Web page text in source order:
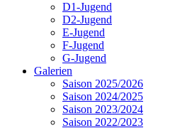
D1-Jugend
D2-Jugend
E-Jugend
F-Jugend
G-Jugend
Galerien
Saison 2025/2026
Saison 2024/2025
Saison 2023/2024
Saison 2022/2023